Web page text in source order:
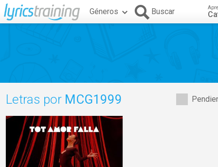
Géneros Buscar
Letras por MCG1999